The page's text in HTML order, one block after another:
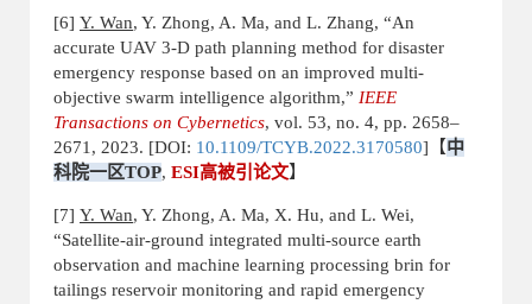
[6] Y. Wan, Y. Zhong, A. Ma, and L. Zhang, “An
accurate UAV 3-D path planning method for disaster
emergency response based on an improved multi-
objective swarm intelligence algorithm,” IEEE
Transactions on Cybernetics, vol. 53, no. 4, pp. 2658–
2671, 2023. [DOI: 10.1109/TCYB.2022.3170580] 【中
科院一区TOP, ESI高被引论文】
[7] Y. Wan, Y. Zhong, A. Ma, X. Hu, and L. Wei,
“Satellite-air-ground integrated multi-source earth
observation and machine learning processing brin for
tailings reservoir monitoring and rapid emergency